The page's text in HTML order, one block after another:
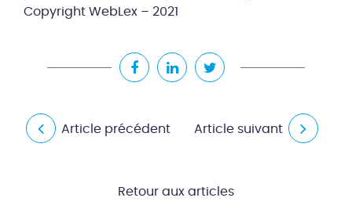
Copyright WebLex – 2021
Article précédent Article suivant
Retour aux articles